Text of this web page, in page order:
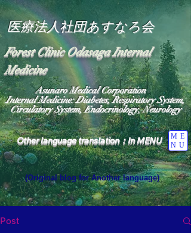
医療法人社団あすなろ会
Forest Clinic Odasaga Internal
Medicine
Other language translation：In MENU
ME
NU
Asunaro Medical Corporation
Internal Medicine: Diabetes, Respiratory System,
Circulatory System, Endocrinology, Neurology
(Original blog for Another language)
Heavens: Beyond the Universe: The World
the God of Light Resides"
Medicine Specialist
Post